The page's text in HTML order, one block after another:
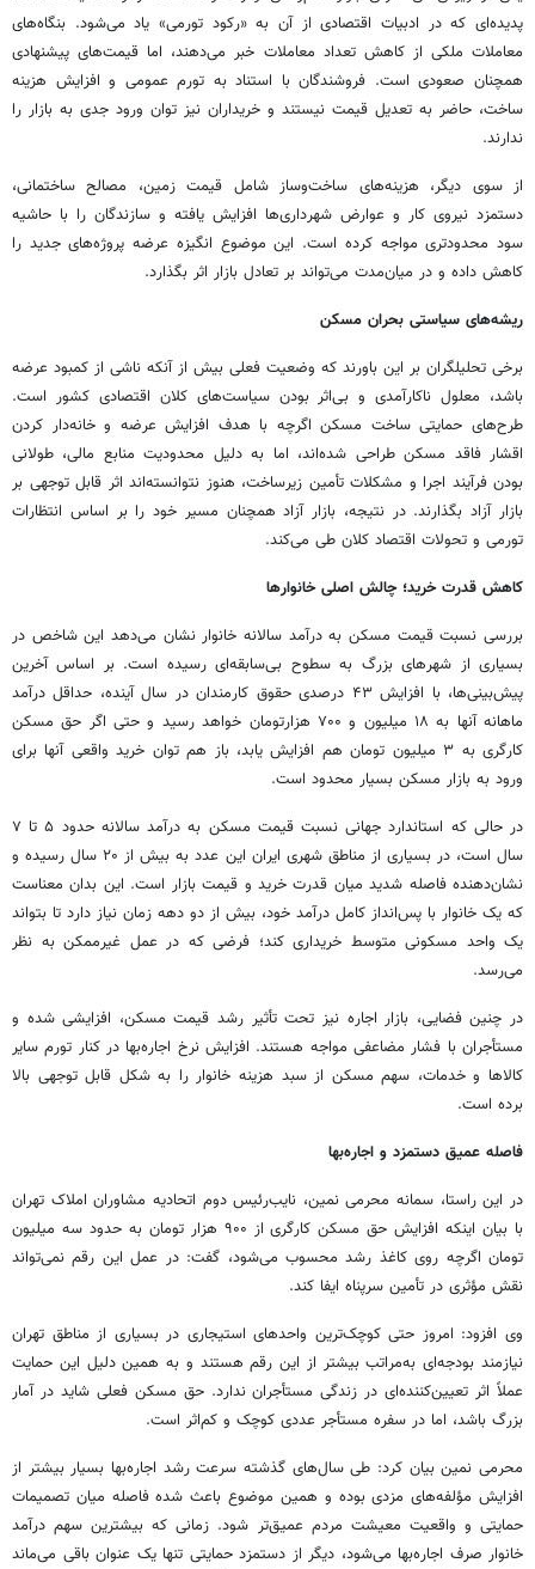
پدیده‌ای که در ادبیات اقتصادی از آن به «رکود تورمی» یاد می‌شود. بنگاه‌های
معاملات ملکی از کاهش تعداد معاملات خبر می‌دهند، اما قیمت‌های پیشنهادی
همچنان صعودی است. فروشندگان با استناد به تورم عمومی و افزایش هزینه
ساخت، حاضر به تعدیل قیمت نیستند و خریداران نیز توان ورود جدی به بازار را
ندارند.
از سوی دیگر، هزینه‌های ساخت‌وساز شامل قیمت زمین، مصالح ساختمانی،
دستمزد نیروی کار و عوارض شهرداری‌ها افزایش یافته و سازندگان را با حاشیه
سود محدودتری مواجه کرده است. این موضوع انگیزه عرضه پروژه‌های جدید را
کاهش داده و در میان‌مدت می‌تواند بر تعادل بازار اثر بگذارد.
ریشه‌های سیاستی بحران مسکن
برخی تحلیلگران بر این باورند که وضعیت فعلی بیش از آنکه ناشی از کمبود عرضه
باشد، معلول ناکارآمدی و بی‌اثر بودن سیاست‌های کلان اقتصادی کشور است.
طرح‌های حمایتی ساخت مسکن اگرچه با هدف افزایش عرضه و خانه‌دار کردن
اقشار فاقد مسکن طراحی شده‌اند، اما به دلیل محدودیت منابع مالی، طولانی
بودن فرآیند اجرا و مشکلات تأمین زیرساخت، هنوز نتوانسته‌اند اثر قابل توجهی بر
بازار آزاد بگذارند. در نتیجه، بازار آزاد همچنان مسیر خود را بر اساس انتظارات
تورمی و تحولات اقتصاد کلان طی می‌کند.
کاهش قدرت خرید؛ چالش اصلی خانوارها
بررسی نسبت قیمت مسکن به درآمد سالانه خانوار نشان می‌دهد این شاخص در
بسیاری از شهرهای بزرگ به سطوح بی‌سابقه‌ای رسیده است. بر اساس آخرین
پیش‌بینی‌ها، با افزایش ۴۳ درصدی حقوق کارمندان در سال آینده، حداقل درآمد
ماهانه آنها به ۱۸ میلیون و ۷۰۰ هزارتومان خواهد رسید و حتی اگر حق مسکن
کارگری به ۳ میلیون تومان هم افزایش یابد، باز هم توان خرید واقعی آنها برای
ورود به بازار مسکن بسیار محدود است.
در حالی که استاندارد جهانی نسبت قیمت مسکن به درآمد سالانه حدود ۵ تا ۷
سال است، در بسیاری از مناطق شهری ایران این عدد به بیش از ۲۰ سال رسیده و
نشان‌دهنده فاصله شدید میان قدرت خرید و قیمت بازار است. این بدان معناست
که یک خانوار با پس‌انداز کامل درآمد خود، بیش از دو دهه زمان نیاز دارد تا بتواند
یک واحد مسکونی متوسط خریداری کند؛ فرضی که در عمل غیرممکن به نظر
می‌رسد.
در چنین فضایی، بازار اجاره نیز تحت تأثیر رشد قیمت مسکن، افزایشی شده و
مستأجران با فشار مضاعفی مواجه هستند. افزایش نرخ اجاره‌بها در کنار تورم سایر
کالاها و خدمات، سهم مسکن از سبد هزینه خانوار را به شکل قابل توجهی بالا
برده است.
فاصله عمیق دستمزد و اجاره‌بها
در این راستا، سمانه محرمی نمین، نایب‌رئیس دوم اتحادیه مشاوران املاک تهران
با بیان اینکه افزایش حق مسکن کارگری از ۹۰۰ هزار تومان به حدود سه میلیون
تومان اگرچه روی کاغذ رشد محسوب می‌شود، گفت: در عمل این رقم نمی‌تواند
نقش مؤثری در تأمین سرپناه ایفا کند.
وی افزود: امروز حتی کوچک‌ترین واحدهای استیجاری در بسیاری از مناطق تهران
نیازمند بودجه‌ای به‌مراتب بیشتر از این رقم هستند و به همین دلیل این حمایت
عملاً اثر تعیین‌کننده‌ای در زندگی مستأجران ندارد. حق مسکن فعلی شاید در آمار
بزرگ باشد، اما در سفره مستأجر عددی کوچک و کم‌اثر است.
محرمی نمین بیان کرد: طی سال‌های گذشته سرعت رشد اجاره‌بها بسیار بیشتر از
افزایش مؤلفه‌های مزدی بوده و همین موضوع باعث شده فاصله میان تصمیمات
حمایتی و واقعیت معیشت مردم عمیق‌تر شود. زمانی که بیشترین سهم درآمد
خانوار صرف اجاره‌بها می‌شود، دیگر از دستمزد حمایتی تنها یک عنوان باقی می‌ماند